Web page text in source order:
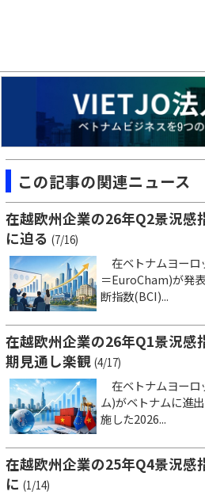
この記事の関連ニュース
在越欧州企業の26年Q2景況感
に迫る (7/16)
在ベトナムヨーロ
＝EuroCham)が発
断指数(BCI)...
在越欧州企業の26年Q1景況感
期見通し楽観 (4/17)
在ベトナムヨーロ
ム)がベトナムに進
施した2026...
在越欧州企業の25年Q4景況感
に (1/14)